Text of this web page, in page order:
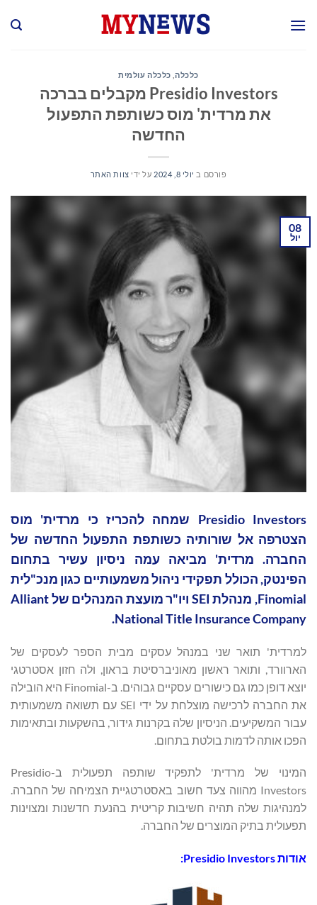
כלכלה, כלכלה עולמית
Presidio Investors מקבלים בברכה
את מרדית' מוס כשותפת התפעול
החדשה
פורסם ב יולי 8, 2024 על ידי צוות האתר
08
יול
‏Presidio Investors שמחה להכריז כי מרדית' מוס
הצטרפה אל שורותיה כשותפת התפעול החדשה של
החברה. מרדית' מביאה עמה ניסיון עשיר בתחום
הפינטק, הכולל תפקידי ניהול משמעותיים כגון מנכ"לית
Finomial, מנהלת SEI ויו"ר מועצת המנהלים של Alliant
National Title Insurance Company.
למרדית' תואר שני במנהל עסקים מבית הספר לעסקים של
הארוורד, ותואר ראשון מאוניברסיטת בראון, ולה חזון אסטרטגי
יוצא דופן כמו גם כישורים עסקיים גבוהים. ב-Finomial היא הובילה
את החברה לרכישה מוצלחת על ידי SEI עם תשואה משמעותית
עבור המשקיעים. הניסיון שלה בקרנות גידור, בהשקעות ובתאימות
הפכו אותה לדמות בולטת בתחום.
המינוי של מרדית' לתפקיד שותפה תפעולית ב-Presidio
Investors מהווה צעד חשוב באסטרטגיית הצמיחה של החברה.
למנהיגות שלה תהיה חשיבות קריטית בהנעת חדשנות ומצוינות
תפעולית בתיק המוצרים של החברה.
אודותPresidio Investors
: